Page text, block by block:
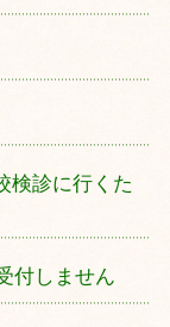
検診に行くた
付しません